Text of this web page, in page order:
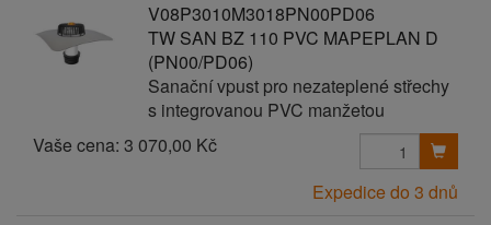
V08P3010M3018PN00PD06
TW SAN BZ 110 PVC MAPEPLAN D
(PN00/PD06)
Sanační vpust pro nezateplené střechy
s integrovanou PVC manžetou
Vaše cena: 3 070,00 Kč
Expedice do 3 dnů